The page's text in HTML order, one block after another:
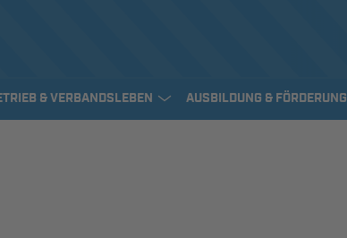
& VERBANDSLEBEN AUSBILDUNG & FÖRDERUNG